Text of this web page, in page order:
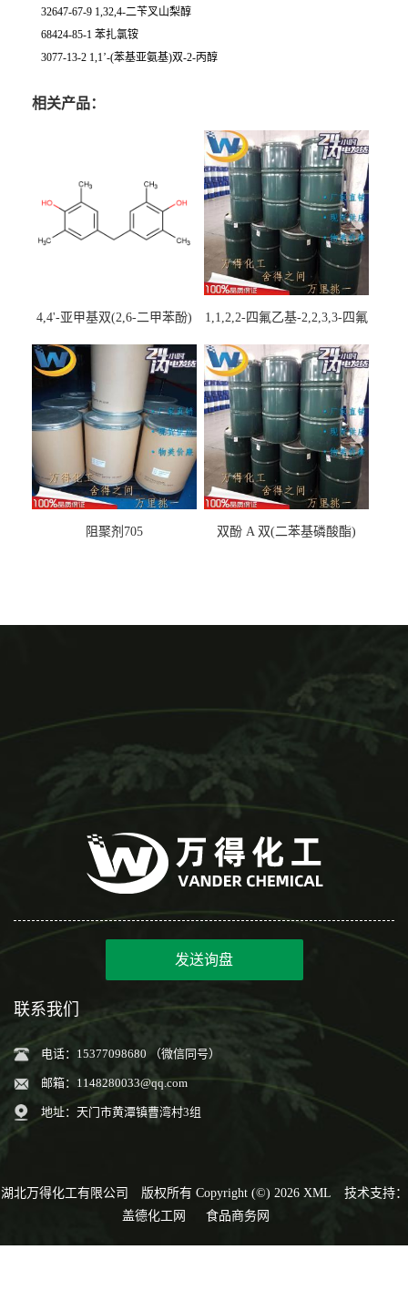
32647-67-9 1,32,4-二苄叉山梨醇
68424-85-1 苯扎氯铵
3077-13-2 1,1’-(苯基亚氨基)双-2-丙醇
相关产品：
4,4'-亚甲基双(2,6-二甲苯酚)
1,1,2,2-四氟乙基-2,2,3,3-四氟
阻聚剂705 双酚 A 双(二苯基磷酸酯)
发送询盘
联系我们
电话：15377098680 （微信同号）
邮箱： 1148280033@qq.com
地址：天门市黄潭镇曹湾村3组
湖北万得化工有限公司 版权所有 Copyright (©) 2026 XML
技术支持：
盖德化工网
食品商务网